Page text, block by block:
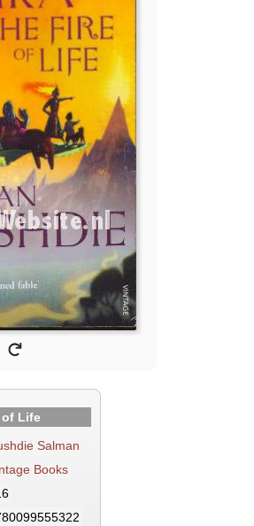
of Life
Salman
Books